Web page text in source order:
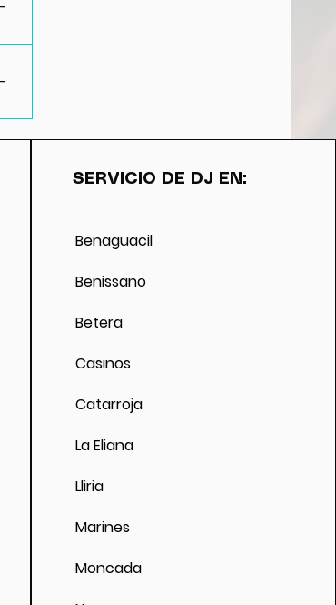
SERVICIO DE DJ EN:
Benaguacil
Benissano
Betera
Casinos
Catarroja
La Eliana
Lliria
Marines
Moncada